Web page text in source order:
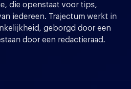
die openstaat voor tips,
iedereen. Trajectum werkt in
geborgd door een
door een redactieraad.